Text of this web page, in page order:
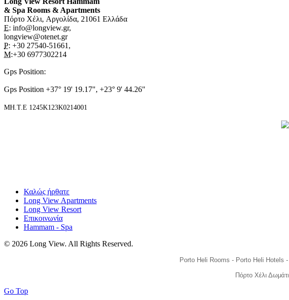
& Spa Rooms & Apartments
Πόρτο Χέλι, Αργολίδα, 21061 Ελλάδα
E: info@longview.gr,
longview@otenet.gr
P: +30 27540-51661,
M:+30 6977302214
Gps Position:
Gps Position +37° 19' 19.17", +23° 9' 44.26"
ΜΗ.Τ.Ε 1245Κ123Κ0214001
Καλώς ήρθατε
Long View Apartments
Long View Resort
Επικοινωνία
Hammam - Spa
© 2026 Long View. All Rights Reserved.
Porto Heli Rooms - Porto Heli Hotels
Πόρτο Χέλι
Go Top